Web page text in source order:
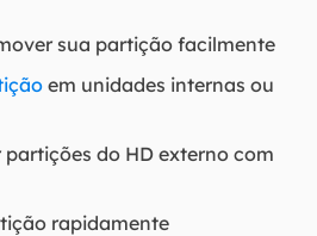
sua partição facilmente
em unidades internas ou
do HD externo com
rapidamente